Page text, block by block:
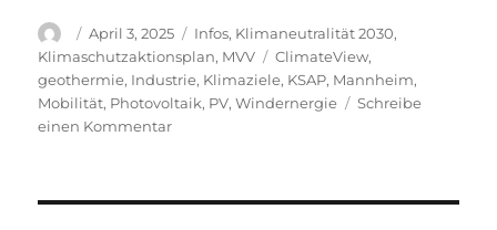
Autor
Veröffentlicht
am
April 3, 2025 Kategorien
Infos, Klimaneutralität 2030,
Klimaschutzaktionsplan, MVV Schlagwörter
ClimateView,
geothermie, Industrie, Klimaziele, KSAP, Mannheim,
Mobilität, Photovoltaik, PV,Windernergie
Schreibe
einen Kommentarzu